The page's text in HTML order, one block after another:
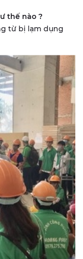
thế nào ?
từ bị lạm dụng